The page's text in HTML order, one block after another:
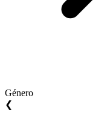
Género
❮